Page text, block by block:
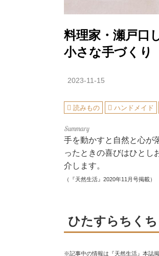
料理家・瀬戸口
小さな手づくり
2023-11-15
読みもの ハンドメイド
手を動かすと自然と心が
ったときの喜びはひとし
介します。
（『天然生活』2020年11月号掲載）
ひたすらちく
※記事中の情報は『天然生活』本誌